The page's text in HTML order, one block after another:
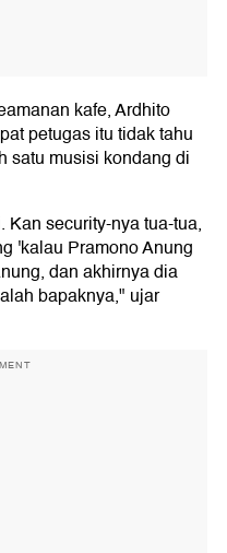
kafe, Ardhito
petugas itu tidak tahu
satu musisi kondang di
security-nya tua-tua,
'kalau Pramono Anung
dan akhirnya dia
bapaknya," ujar